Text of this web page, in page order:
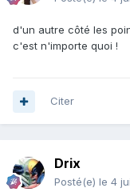
d'un autre côté les
c'est n'importe quoi !
Citer
Drix
Posté(e) le 4